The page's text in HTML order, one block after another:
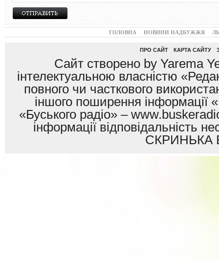
ГОЛОВНА НОВИНИ НАДБУЖЖЯ
ПРО САЙТ КАРТА САЙТУ
Сайт створено by Yarema
інтелектуальною власністю
повного чи часткового
іншого поширення інформації
«Буського радіо» –
інформації
СКРИНЬКА